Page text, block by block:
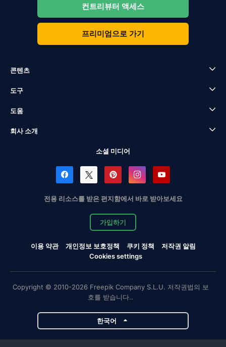
컨트리뷰터 액세스
프리미엄으로 가기
콘텐츠
도구
도움
회사 소개
소셜 미디어
전용 리소스를 받은 편지함에서 바로 받아보세요
가입하기
이용 약관 개인정보 보호정책 쿠키 정책
저작권 알림
Cookies settings
Copyright © 2010-2026 Freepik Company S.L.U. 저작권법의 보
호를 받습니다..
한국어